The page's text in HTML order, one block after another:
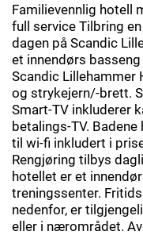
Familievennlig hotell
full service Tilbring
dagen på Scandic
et innendørs
Scandic Lillehammer
og strykejern/-brett.
Smart-TV inkluderer
betalings-TV.
til wi-fi inkludert i
Rengjøring tilbys
hotellet er et
treningssenter.
nedenfor, er
eller i nærområdet.